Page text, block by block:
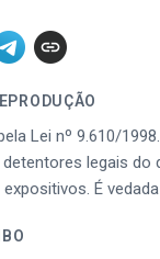
Lei nº 9.610/
legais do
É